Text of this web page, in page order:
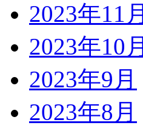
2023年11月
2023年10月
2023年9月
2023年8月